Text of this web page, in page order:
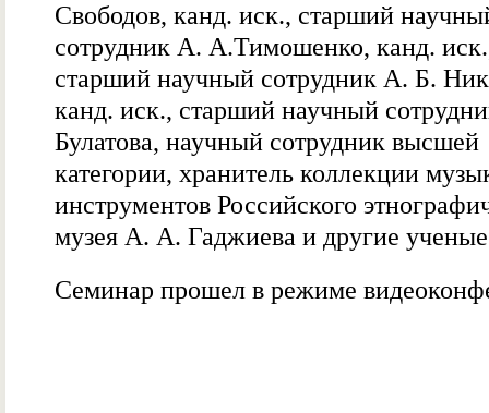
Свободов, канд. иск., старший
сотрудник А. А.Тимошенко, канд.
старший научный сотрудник А. Б.
канд. иск., старший научный
Булатова, научный сотрудник высшей
категории, хранитель коллекции
инструментов Российского
музея А. А. Гаджиева и другие
Семинар прошел в режиме